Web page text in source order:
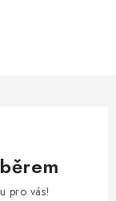
pro vás!